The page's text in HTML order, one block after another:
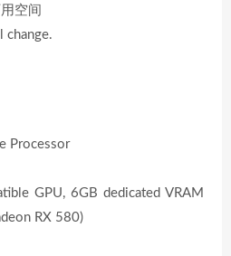
空间
change.
Processor
GPU, 6GB dedicated VRAM
RX 580)